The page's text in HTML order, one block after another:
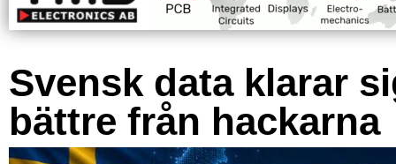
Svensk data klarar
bättre från hackarna